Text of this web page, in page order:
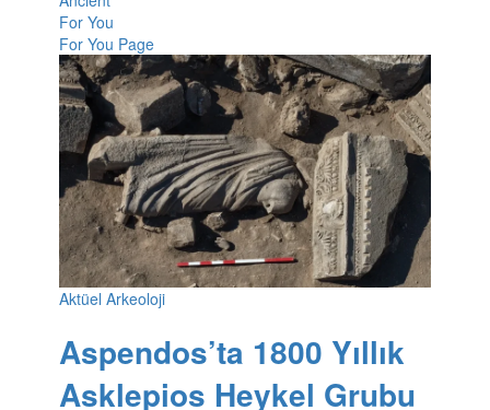
For You
For You Page
Aktüel Arkeoloji
Aspendos’ta 1800 Yıllık
Asklepios Heykel Grubu